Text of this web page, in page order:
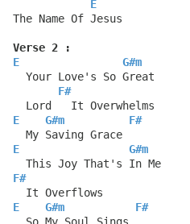
E
The Name Of Jesus
Verse 2 :
E
G#m
  Your Love's So Great
F#
  Lord   It Overwhelms
E
G#m
F#
  My Saving Grace
E
G#m
  This Joy That's In Me
F#
  It Overflows
E
G#m
F#